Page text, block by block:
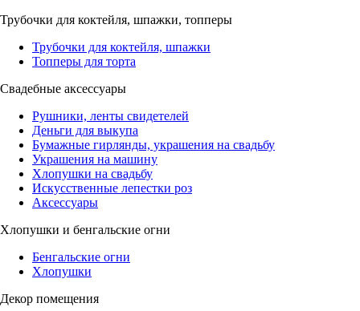
Трубочки для коктейля, шпажки, топперы
Трубочки для коктейля, шпажки
Топперы для торта
Свадебные аксессуары
Рушники, ленты свидетелей
Деньги для выкупа
Бумажные гирлянды, украшения на свадьбу
Украшения на машину
Хлопушки на свадьбу
Искусственные лепестки роз
Аксессуары
Хлопушки и бенгальские огни
Бенгальские огни
Хлопушки
Декор помещения